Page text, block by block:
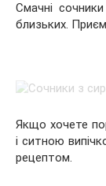
Смачні
близьких.
Якщо хочете
і ситною
рецептом.